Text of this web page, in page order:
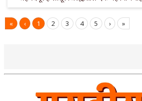
« ‹ 1 2 3 4 5 › »